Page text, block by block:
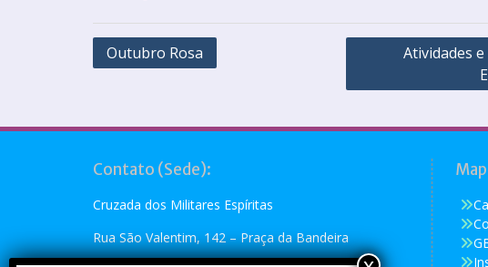
Outubro Rosa
Atividades
Contato (Sede):
Cruzada dos Militares Espíritas
Rua São Valentim, 142 – Praça da Bandeira